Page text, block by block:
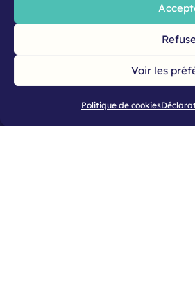
Voir les
Politique de cookies